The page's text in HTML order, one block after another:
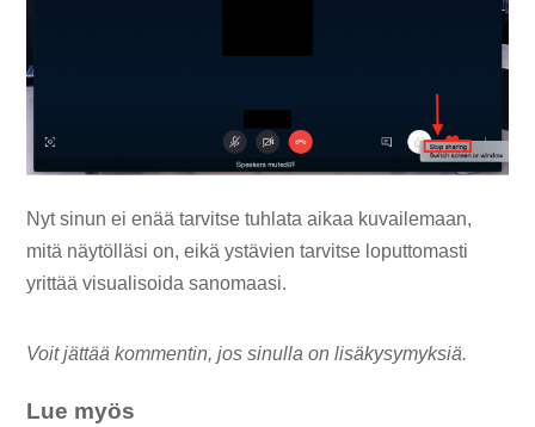
Nyt sinun ei enää tarvitse tuhlata aikaa kuvailemaan,
mitä näytölläsi on, eikä ystävien tarvitse loputtomasti
yrittää visualisoida sanomaasi.
Voit jättää kommentin, jos sinulla on lisäkysymyksiä.
Lue myös